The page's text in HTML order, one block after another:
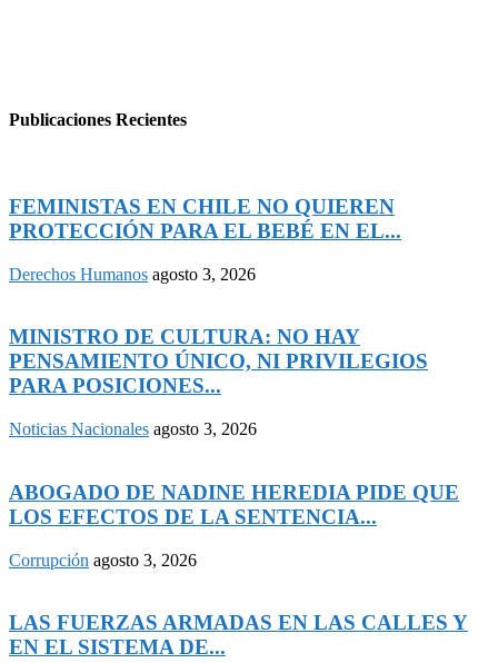
Publicaciones Recientes
FEMINISTAS EN CHILE NO QUIEREN
PROTECCIÓN PARA EL BEBÉ EN EL...
Derechos Humanos agosto 3, 2026
MINISTRO DE CULTURA: NO HAY
PENSAMIENTO ÚNICO, NI PRIVILEGIOS
PARA POSICIONES...
Noticias Nacionales agosto 3, 2026
ABOGADO DE NADINE HEREDIA PIDE QUE
LOS EFECTOS DE LA SENTENCIA...
Corrupción agosto 3, 2026
LAS FUERZAS ARMADAS EN LAS CALLES Y
EN EL SISTEMA DE...